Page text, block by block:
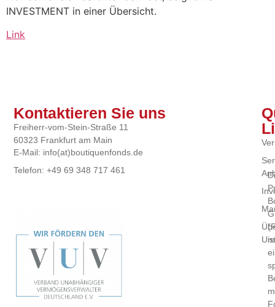
INVESTMENT in einer Übersicht.
Link
Kontaktieren Sie uns
Freiherr-vom-Stein-Straße 11
60323 Frankfurt am Main
E-Mail: info(at)boutiquenfonds.de
Telefon: +49 69 348 717 461